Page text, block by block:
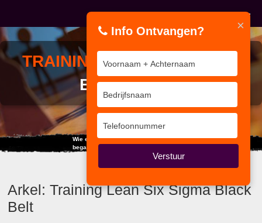
TRAININGLEAN SIX SIGMA
BLACK BELT
Wie een fout begaat en deze niet herstelt,
begaat er nog een.
Arkel: Training Lean Six Sigma Black
Belt
×
Info Ontvangen?
Verstuur